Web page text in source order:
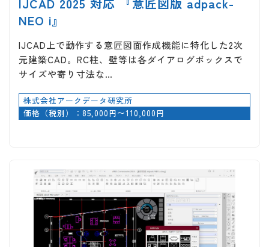
NEO i』
IJCAD上で動作する意匠図面作成機能に特化した2次
元建築CAD。RC柱、壁等は各ダイアログボックスで
サイズや寄り寸法な…
株式会社アークデータ研究所
価格（税別）：85,000円〜110,000円